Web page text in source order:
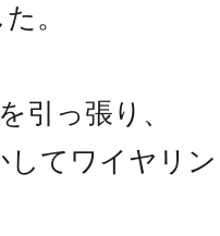
。
引っ張り、
してワイヤリン